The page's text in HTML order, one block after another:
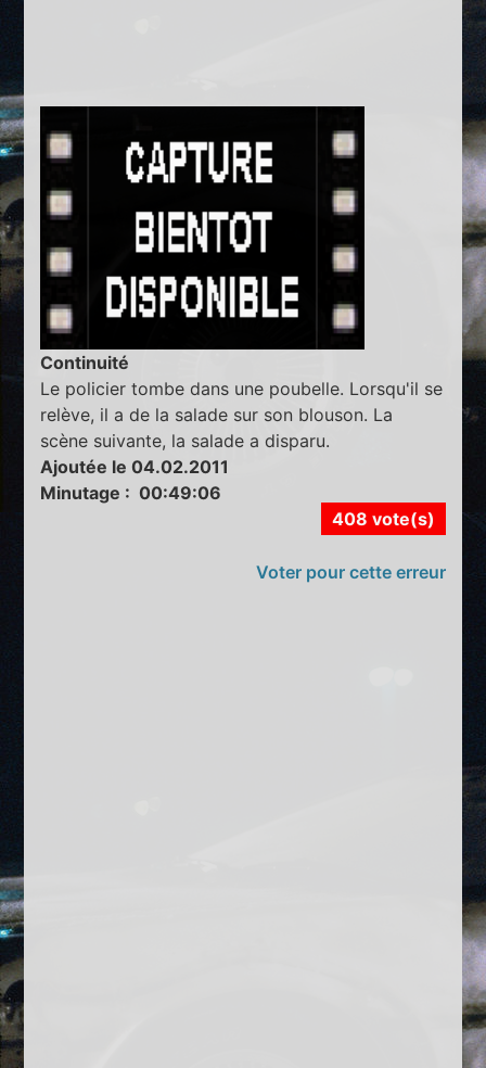
Continuité
Le policier tombe dans une poubelle. Lorsqu'il se
relève, il a de la salade sur son blouson. La
scène suivante, la salade a disparu.
Ajoutée le 04.02.2011
Minutage : 00:49:06
408 vote(s)
Voter pour cette erreur